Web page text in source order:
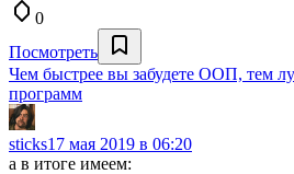
0
Посмотреть
Чем быстрее вы забудете ООП, тем
программ
sticks17 мая 2019 в 06:20
а в итоге имеем: